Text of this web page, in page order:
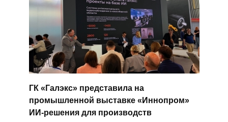
ГК «Галэкс» представила на
промышленной выставке «Иннопром»
ИИ-решения для производств